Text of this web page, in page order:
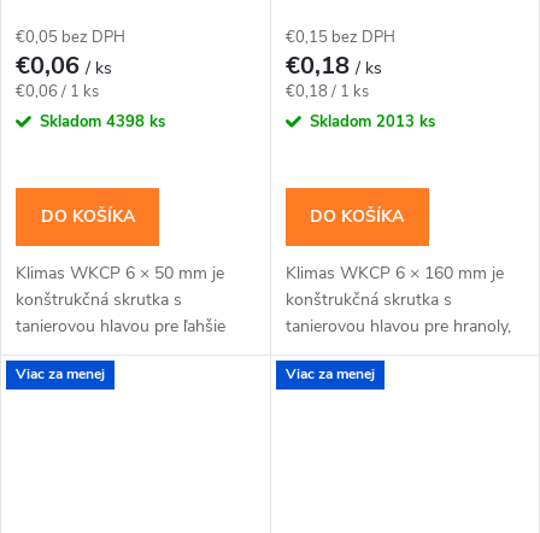
€0,05 bez DPH
€0,06/ ks
Jednotková
cena:
€0,06 / 1 ks
Skladom 4398 ks
DO KOŠÍKA
Klimas WKCP 6 × 50 mm je
konštrukčná skrutka s
tanierovou hlavou pre ľahšie
konštrukčné spoje dosiek, lát a
menších hranolov. Závit má
€0,15 bez DPH
€0,18/ ks
Jednotková
cena:
€0,18 / 1 ks
Skladom 2013 ks
DO KOŠÍKA
Klimas WKCP 6 × 160 mm je
konštrukčná skrutka s
tanierovou hlavou pre hranoly,
krokvy a dlhšie drevené spoje s
priznanou hlavou. Závit má
Viac za menej Viac za menej